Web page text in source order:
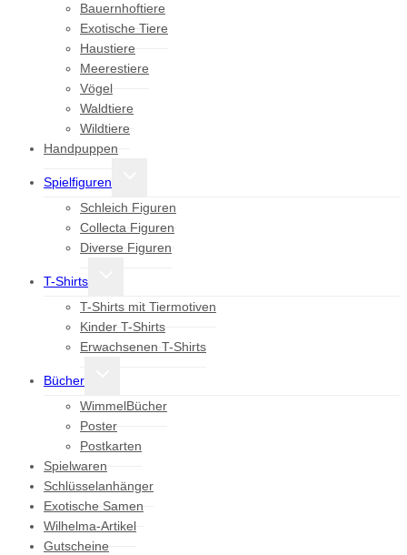
Bauernhoftiere
Exotische Tiere
Haustiere
Meerestiere
Vögel
Waldtiere
Wildtiere
Handpuppen
Spielfiguren
Schleich Figuren
Collecta Figuren
Diverse Figuren
T-Shirts
T-Shirts mit Tiermotiven
Kinder T-Shirts
Erwachsenen T-Shirts
Bücher
WimmelBücher
Poster
Postkarten
Spielwaren
Schlüsselanhänger
Exotische Samen
Wilhelma-Artikel
Gutscheine